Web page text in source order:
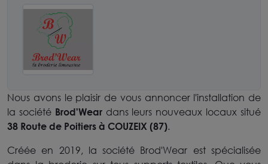
Nous avons le plaisir de vous annoncer l'installation de
la société Brod'Weardans leurs nouveaux locaux situé
38 Route de Poitiers à COUZEIX (87).
Créée en 2019, la société Brod'Wear est spécialisée